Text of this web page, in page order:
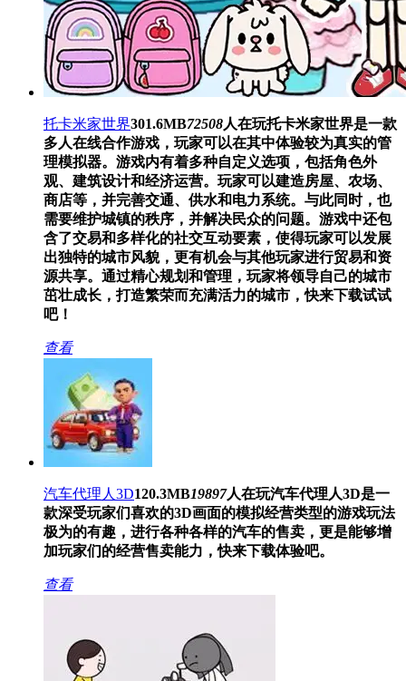
托卡米家世界301.6MB72508人在玩托卡米家世界是一款
多人在线合作游戏，玩家可以在其中体验较为真实的管
理模拟器。游戏内有着多种自定义选项，包括角色外
观、建筑设计和经济运营。玩家可以建造房屋、农场、
商店等，并完善交通、供水和电力系统。与此同时，也
需要维护城镇的秩序，并解决民众的问题。游戏中还包
含了交易和多样化的社交互动要素，使得玩家可以发展
出独特的城市风貌，更有机会与其他玩家进行贸易和资
源共享。通过精心规划和管理，玩家将领导自己的城市
茁壮成长，打造繁荣而充满活力的城市，快来下载试试
吧！
查看
汽车代理人3D120.3MB19897人在玩汽车代理人3D是一
款深受玩家们喜欢的3D画面的模拟经营类型的游戏玩法
极为的有趣，进行各种各样的汽车的售卖，更是能够增
加玩家们的经营售卖能力，快来下载体验吧。
查看